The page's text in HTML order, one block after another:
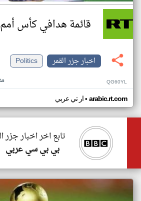
قائمة هدافي كأس أمم
اخبار جزر القمر
Politics
QG60YL
ار تي عربي• arabic.rt.com
تابع اخر اخبار جزر
بي بي سي عربي